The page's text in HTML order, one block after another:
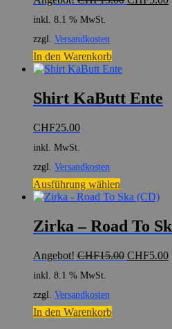
inkl. 8.1 % MwSt.
zzgl. Versandkosten
In den Warenkorb
Shirt KaButt Ente
CHF25.00
inkl. MwSt.
zzgl. Versandkosten
Ausführung wählen
Produkt
mehrere
Varianten
Die
Zirka – Road To
Angebot! CHF15.00 CHF5.00
inkl. 8.1 % MwSt.
zzgl. Versandkosten
In den Warenkorb